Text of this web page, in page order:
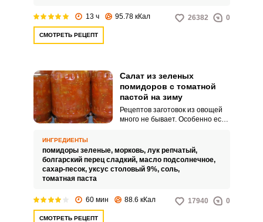
можно сделать множество
13 ч 95.78 кКал 26382 0
СМОТРЕТЬ РЕЦЕПТ
Салат из зеленых
помидоров с томатной
пастой на зиму
Рецептов заготовок из овощей
много не бывает. Особенно если
можно тут же подавать на стол.
ИНГРЕДИЕНТЫ
помидоры зеленые, морковь, лук репчатый,
болгарский перец сладкий, масло подсолнечное,
сахар-песок, уксус столовый 9%, соль,
томатная паста
60 мин 88.6 кКал 17940 0
СМОТРЕТЬ РЕЦЕПТ